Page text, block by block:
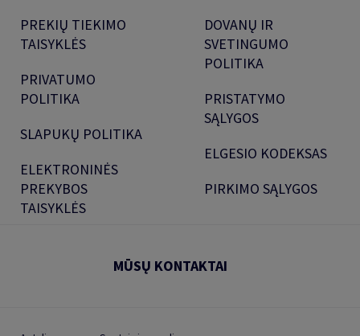
PREKIŲ TIEKIMO
TAISYKLĖS
PRIVATUMO
POLITIKA
SLAPUKŲ POLITIKA
ELEKTRONINĖS
PREKYBOS
TAISYKLĖS
DOVANŲ IR
SVETINGUMO
POLITIKA
PRISTATYMO
SĄLYGOS
ELGESIO KODEKSAS
PIRKIMO SĄLYGOS
MŪSŲ KONTAKTAI